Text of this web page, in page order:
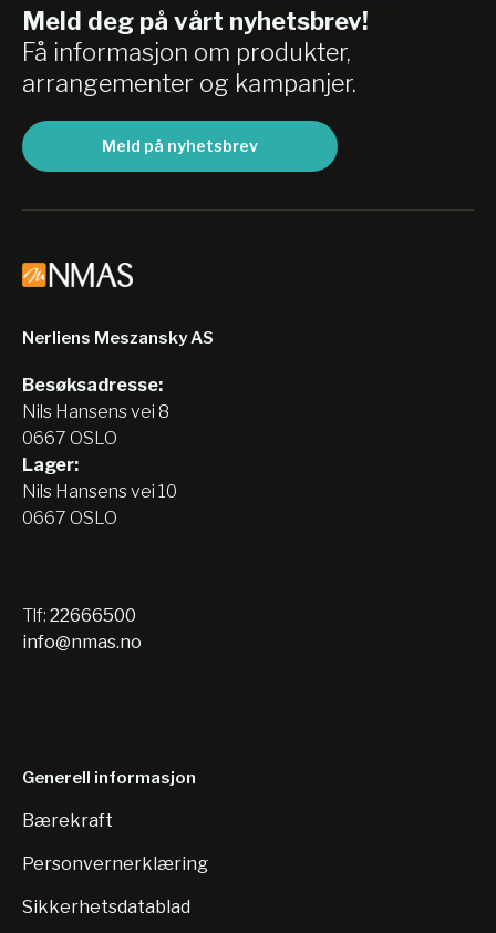
Meld deg på vårt nyhetsbrev!
Få informasjon om produkter,
arrangementer og kampanjer.
Meld på nyhetsbrev
Nerliens Meszansky AS
Besøksadresse:
Nils Hansens vei 8
0667 OSLO
Lager:
Nils Hansens vei 10
0667 OSLO
Tlf: 22666500
info@nmas.no
Generell informasjon
Bærekraft
Personvernerklæring
Sikkerhetsdatablad